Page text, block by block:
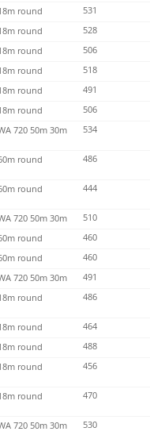
round
531
round
528
round
506
round
518
round
491
round
506
720 50m 30m 534
round 486
round 444
720 50m 30m
510
round
460
round
460
720 50m 30m
491
round 486
round
464
round
488
round 456
round 470
720 50m 30m 530